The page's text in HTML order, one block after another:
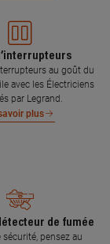
au goût du
avec les Électriciens
par Legrand.
plus
de fumée
sécurité, pensez au